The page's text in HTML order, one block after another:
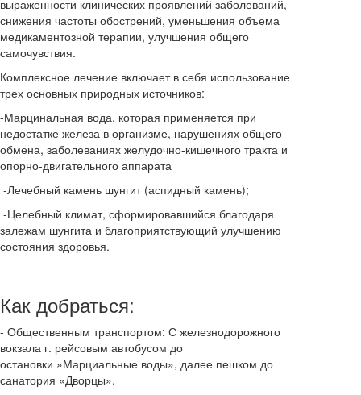
выраженности клинических проявлений заболеваний,
снижения частоты обострений, уменьшения объема
медикаментозной терапии, улучшения общего
самочувствия.
Комплексное лечение включает в себя использование
трех основных природных источников:
-Марцинальная вода, которая применяется при
недостатке железа в организме, нарушениях общего
обмена, заболеваниях желудочно-кишечного тракта и
опорно-двигательного аппарата
-Лечебный камень шунгит (аспидный камень);
-Целебный климат, сформировавшийся благодаря
залежам шунгита и благоприятствующий улучшению
состояния здоровья.
Как добраться:
- Общественным транспортом: С железнодорожного
вокзала г. рейсовым автобусом до
остановки »Марциальные воды», далее пешком до
санатория «Дворцы».